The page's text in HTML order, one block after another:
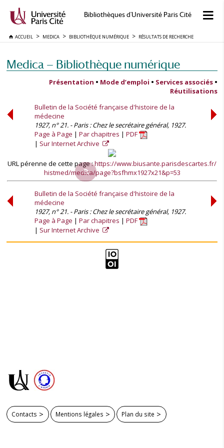
Bibliothèques d'Université Paris Cité
ACCUEIL MEDICA BIBLIOTHÈQUE NUMÉRIQUE RÉSULTATS DE RECHERCHE
Medica — Bibliothèque numérique
Présentation • Mode d’emploi • Services associés •
Réutilisations
Bulletin de la Société française d'histoire de la
médecine
1927, n° 21. - Paris : Chez le secrétaire général, 1927.
Page à Page
Par chapitres
PDF
Sur Internet Archive
URL pérenne de cette page :https://www.biusante.parisdescartes.fr/
histmed/medica/page?bsfhmx1927x21&p=53
Bulletin de la Société française d'histoire de la
médecine
1927, n° 21. - Paris : Chez le secrétaire général, 1927.
Page à Page
Par chapitres
PDF
Sur Internet Archive
Contacts Mentions légales Plan du site